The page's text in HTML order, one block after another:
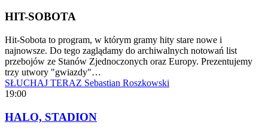
HIT-SOBOTA
Hit-Sobota to program, w którym gramy hity stare nowe i
najnowsze. Do tego zaglądamy do archiwalnych notowań list
przebojów ze Stanów Zjednoczonych oraz Europy. Prezentujemy
trzy utwory "gwiazdy"…
SŁUCHAJ TERAZ Sebastian Roszkowski
19:00
HALO, STADION